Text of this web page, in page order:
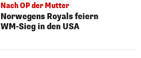
Nach OP der Mutter
Norwegens Royals feiern
WM-Sieg in den USA